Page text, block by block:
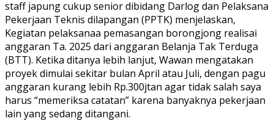
staff japung cukup senior dibidang Darlog dan Pelaksana
Pekerjaan Teknis dilapangan (PPTK) menjelaskan,
Kegiatan pelaksanaa pemasangan borongjong realisai
anggaran Ta. 2025 dari anggaran Belanja Tak Terduga
(BTT). Ketika ditanya lebih lanjut, Wawan mengatakan
proyek dimulai sekitar bulan April atau Juli, dengan pagu
anggaran kurang lebih Rp.300jtan agar tidak salah saya
harus “memeriksa catatan” karena banyaknya pekerjaan
lain yang sedang ditangani.